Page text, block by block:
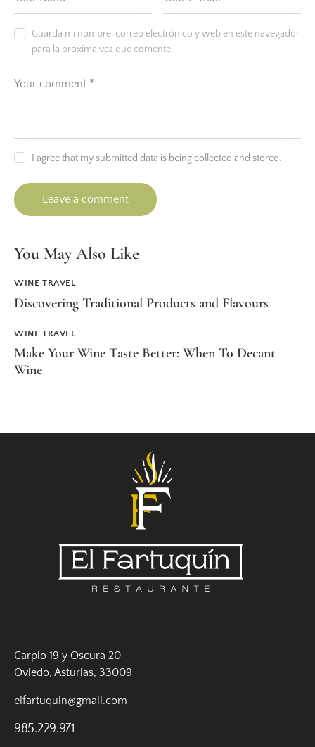
Guarda mi nombre, correo electrónico y web en este navegador
para la próxima vez que comente.
I agree that my submitted data is being collected and stored.
You May Also Like
WINE TRAVEL
Discovering Traditional Products and Flavours
WINE TRAVEL
Make Your Wine Taste Better: When To Decant
Wine
Carpio 19 y Oscura 20
Oviedo, Asturias, 33009
elfartuquin@gmail.com
985.229.971